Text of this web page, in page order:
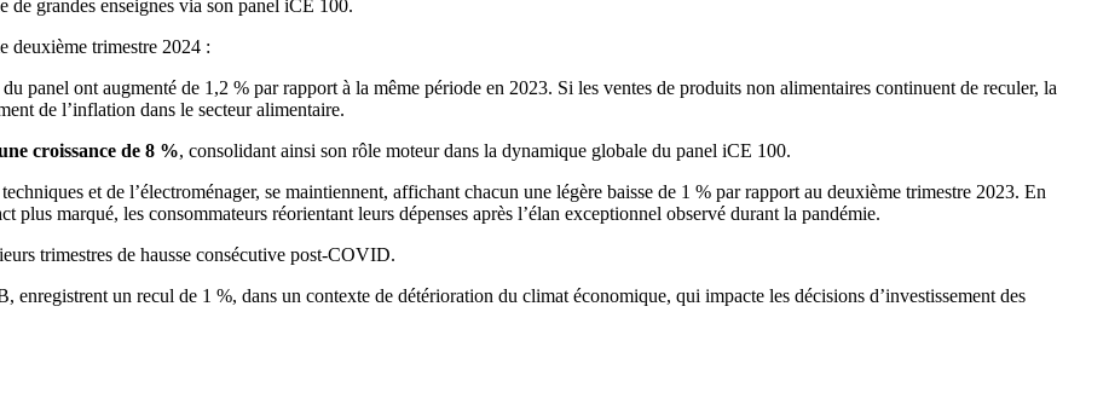
de grandes enseignes via son panel iCE 100.
deuxième trimestre 2024 :
panel ont augmenté de 1,2 % par rapport à la même période en 2023. Si les ventes de produits non alimentaires continuent de reculer, la
de l’inflation dans le secteur alimentaire.
croissance de 8 %, consolidant ainsi son rôle moteur dans la dynamique globale du panel iCE 100.
et de l’électroménager, se maintiennent, affichant chacun une légère baisse de 1 % par rapport au deuxième trimestre 2023. En
plus marqué, les consommateurs réorientant leurs dépenses après l’élan exceptionnel observé durant la pandémie.
trimestres de hausse consécutive post-COVID.
un recul de 1 %, dans un contexte de détérioration du climat économique, qui impacte les décisions d’investissement des